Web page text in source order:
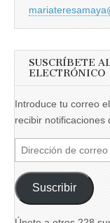
SUSCRÍBETE
ELECTRÓNICO
Introduce tu correo
recibir notificaciones
Dirección
de
correo
electrónico
Suscribir